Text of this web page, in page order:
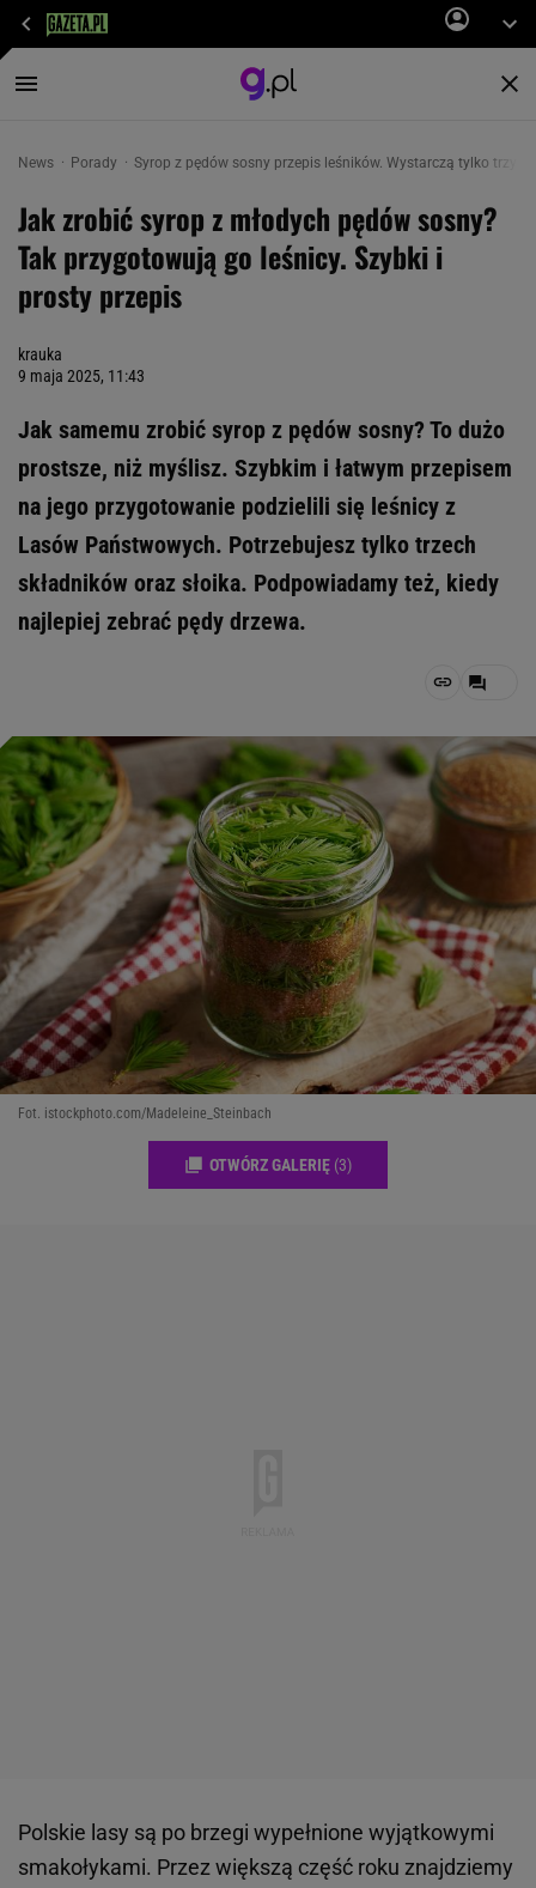
News Porady Syrop z pędów sosny przepis leśników. Wystarczą tylko trzy
Jak zrobić syrop z młodych pędów sosny?
Tak przygotowują go leśnicy. Szybki i
prosty przepis
krauka
9 maja 2025, 11:43
Jak samemu zrobić syrop z pędów sosny? To dużo
prostsze, niż myślisz. Szybkim i łatwym przepisem
na jego przygotowanie podzielili się leśnicy z
Lasów Państwowych. Potrzebujesz tylko trzech
składników oraz słoika. Podpowiadamy też, kiedy
najlepiej zebrać pędy drzewa.
Fot. istockphoto.com/Madeleine_Steinbach
OTWÓRZ GALERIĘ (3)
Polskie lasy są po brzegi wypełnione wyjątkowymi
smakołykami. Przez większą część roku znajdziemy